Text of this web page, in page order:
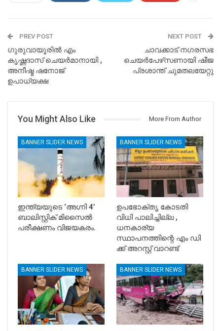
PREV POST
ഗുരുവായൂരിൽ എം
കൃഷ്ണദാസ് ചെയർമാനായി ,
അനീഷ്മ ഷനോജ്
ഉപാധ്യക്ഷ
NEXT POST
ചാവക്കാട് നഗരസഭ
ചെയർപേഴ്‌സണായി ഷീജ
പ്രശാന്ത് ചുമതലയേറ്റു
You Might Also Like More From Author
BANNER SLIDER NEWS
ഇന്ത്യയുടെ ‘അഗ്നി 4’
ബാലിസ്റ്റിക് മിസൈൽ
പരീക്ഷണം വിജയകരം.
BANNER SLIDER NEWS
ഉപഭോക്തൃ കോടതി
വിധി പാലിച്ചില്ല ,
ധനകാര്യ
സ്ഥാപനത്തിന്റെ എം ഡി
ക്ക് അറസ്റ്റ് വാറണ്ട്
BANNER SLIDER NEWS BANNER SLIDER NEWS